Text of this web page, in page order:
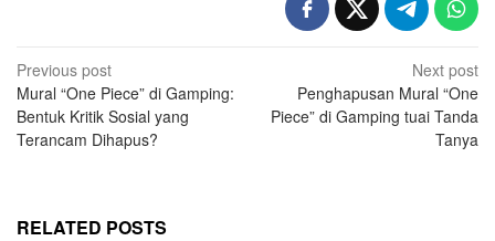
Post
navigation
Previous post
Mural “One Piece” di Gamping:
Bentuk Kritik Sosial yang
Terancam Dihapus?
Next post
Penghapusan Mural “One
Piece” di Gamping tuai Tanda
Tanya
RELATED POSTS